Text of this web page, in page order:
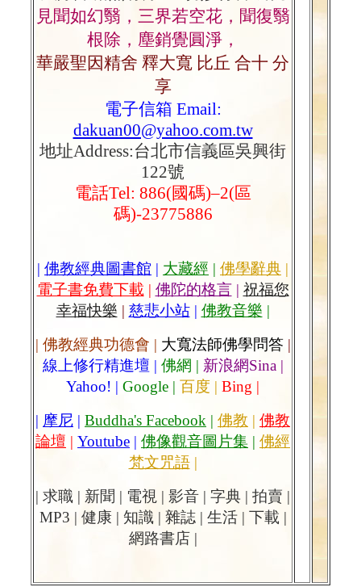
見聞如幻翳，三界若空花，聞復翳
根除，塵銷覺圓淨，
華嚴聖因精舍 釋大寬 比丘 合十 分
享
電子信箱 Email:
dakuan00@yahoo.com.tw
地址Address:台北市信義區吳興街
122號
電話Tel: 886(國碼)–2(區
碼)-23775886
| 佛教經典圖書館 | 大藏經 | 佛學辭典 |
電子書免費下載 | 佛陀的格言 | 祝福您
幸福快樂 | 慈悲小站 | 佛教音樂 |
| 佛教經典功德會 | 大寬法師佛學問答|
線上修行精進壇 | 佛網 | 新浪網Sina |
Yahoo! | Google | 百度 | Bing |
| 摩尼 | Buddha's Facebook | 佛教 | 佛教
論壇 | Youtube | 佛像觀音圖片集 | 佛經
梵文咒語|
| 求職 | 新聞 | 電視 | 影音 | 字典 | 拍賣 |
MP3 | 健康 | 知識| 雜誌| 生活| 下載 |
網路書店|